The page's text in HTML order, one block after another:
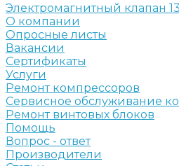
Электромагнитный клапан
О компании
Опросные листы
Вакансии
Сертификаты
Услуги
Ремонт компрессоров
Сервисное обслуживание
Ремонт винтовых блоков
Помощь
Вопрос - ответ
Производители